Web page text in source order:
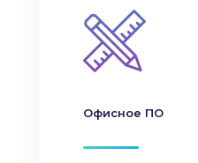
Офисное ПО